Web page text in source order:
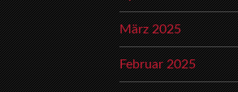
März 2025
Februar 2025